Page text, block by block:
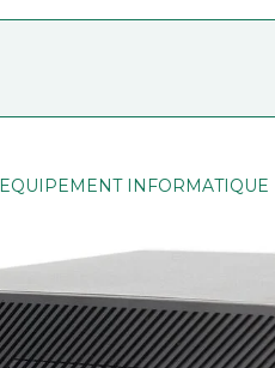
EQUIPEMENT INFORMATIQUE